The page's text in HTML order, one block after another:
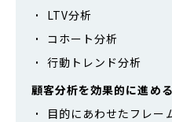
LTV分析
コホート分析
行動トレンド分析
顧客分析を効果的に進め
目的にあわせたフレー